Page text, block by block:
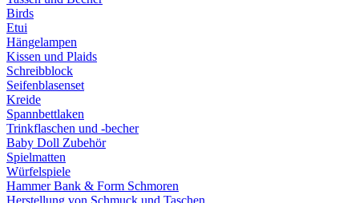
Birds
Etui
Hängelampen
Kissen und Plaids
Schreibblock
Seifenblasenset
Kreide
Spannbettlaken
Trinkflaschen und -becher
Baby Doll Zubehör
Spielmatten
Würfelspiele
Hammer Bank & Form Schmoren
Herstellung von Schmuck und Taschen